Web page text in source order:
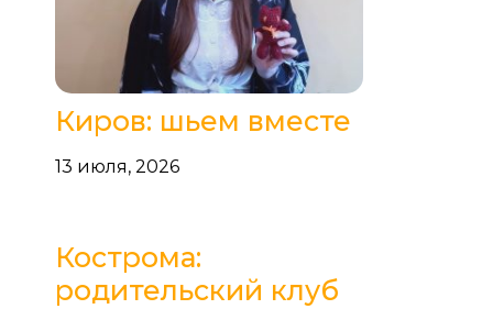
Киров: шьем вместе
13 июля, 2026
Кострома:
родительский клуб